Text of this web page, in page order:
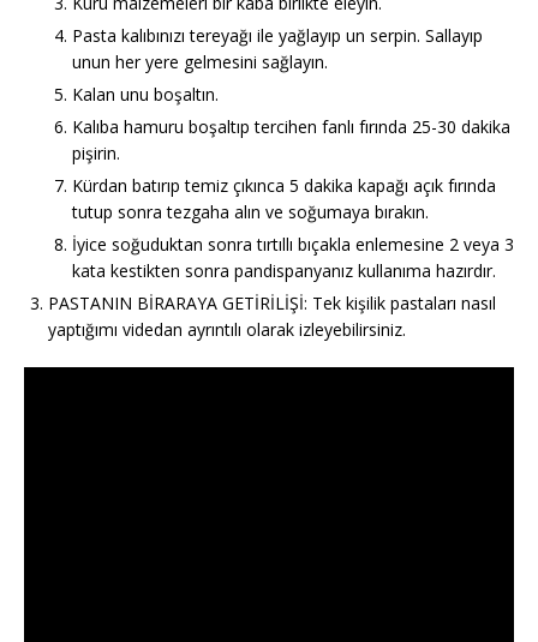
Pasta kalıbınızı tereyağı ile yağlayıp un serpin. Sallayıp
unun her yere gelmesini sağlayın.
Kalan unu boşaltın.
Kalıba hamuru boşaltıp tercihen fanlı fırında 25-30 dakika
pişirin.
Kürdan batırıp temiz çıkınca 5 dakika kapağı açık fırında
tutup sonra tezgaha alın ve soğumaya bırakın.
İyice soğuduktan sonra tırtıllı bıçakla enlemesine 2 veya 3
kata kestikten sonra pandispanyanız kullanıma hazırdır.
PASTANIN BİRARAYA GETİRİLİŞİ: Tek kişilik pastaları nasıl
yaptığımı videdan ayrıntılı olarak izleyebilirsiniz.